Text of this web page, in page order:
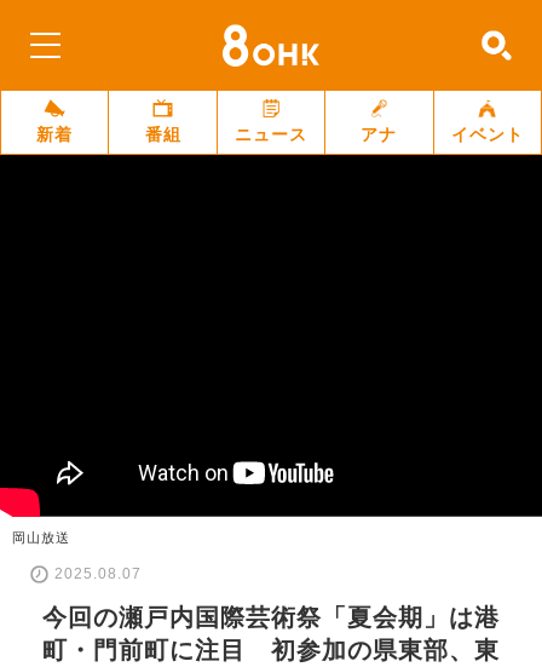
新着 番組 ニュース アナ イベント
岡山放送
2025.08.07
今回の瀬戸内国際芸術祭「夏会期」は港
町・門前町に注目 初参加の県東部、東